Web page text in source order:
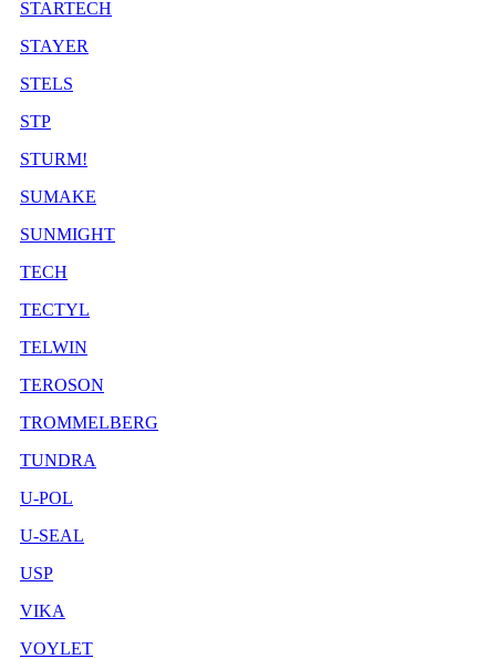
STARTECH
STAYER
STELS
STP
STURM!
SUMAKE
SUNMIGHT
TECH
TECTYL
TELWIN
TEROSON
TROMMELBERG
TUNDRA
U-POL
U-SEAL
USP
VIKA
VOYLET